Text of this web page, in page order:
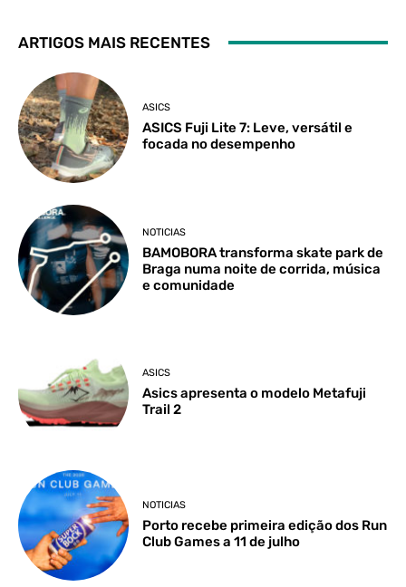
ARTIGOS MAIS RECENTES
ASICS
ASICS Fuji Lite 7: Leve, versátil e
focada no desempenho
NOTICIAS
BAMOBORA transforma skate park de
Braga numa noite de corrida, música
e comunidade
ASICS
Asics apresenta o modelo Metafuji
Trail 2
NOTICIAS
Porto recebe primeira edição dos Run
Club Games a 11 de julho